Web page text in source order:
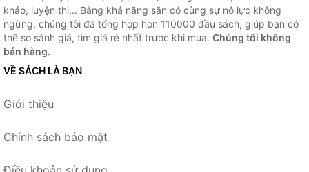
khảo, luyện thi... Bằng khả năng sẵn có cùng sự nỗ lực không
ngừng, chúng tôi đã tổng hợp hơn 110000 đầu sách, giúp bạn có
thể so sánh giá, tìm giá rẻ nhất trước khi mua. Chúng tôi không
bán hàng.
VỀ SÁCH LÀ BẠN
Giới thiệu
Chính sách bảo mật